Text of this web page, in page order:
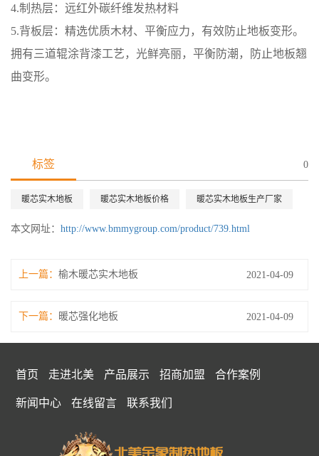
4.制热层：远红外碳纤维发热材料
5.背板层：精选优质木材、平衡应力，有效防止地板变形。
拥有三道辊涂背漆工艺，光鲜亮丽，平衡防潮，防止地板翘
曲变形。
标签 0
暖芯实木地板 暖芯实木地板价格 暖芯实木地板生产厂家
本文网址： http://www.bmmygroup.com/product/739.html
上一篇： 榆木暖芯实木地板 2021-04-09
下一篇： 暖芯强化地板 2021-04-09
首页 走进北美 产品展示 招商加盟 合作案例
新闻中心 在线留言 联系我们